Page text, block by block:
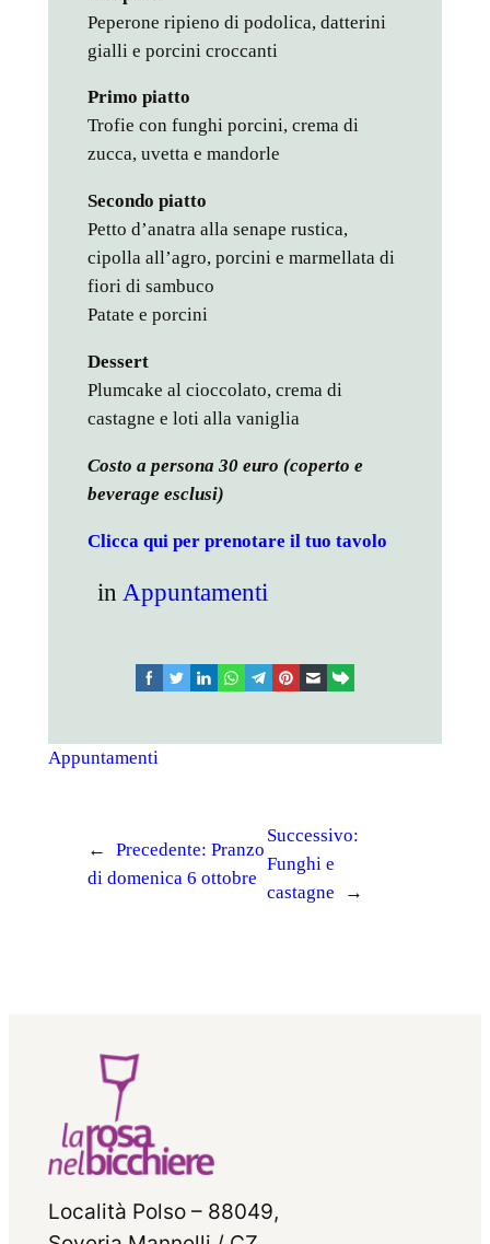
Peperone ripieno di podolica, datterini
gialli e porcini croccanti
Primo piatto
Trofie con funghi porcini, crema di
zucca, uvetta e mandorle
Secondo piatto
Petto d’anatra alla senape rustica,
cipolla all’agro, porcini e marmellata di
fiori di sambuco
Patate e porcini
Dessert
Plumcake al cioccolato, crema di
castagne e loti alla vaniglia
Costo a persona 30 euro (coperto e
beverage esclusi)
Clicca qui per prenotare il tuo tavolo
in Appuntamenti
facebooktwitterlinkedinwhatsapptelegram
pinterest email link
Appuntamenti
← Precedente: Pranzo
di domenica 6 ottobre
Successivo:
Funghi e
castagne
→
Località Polso – 88049,